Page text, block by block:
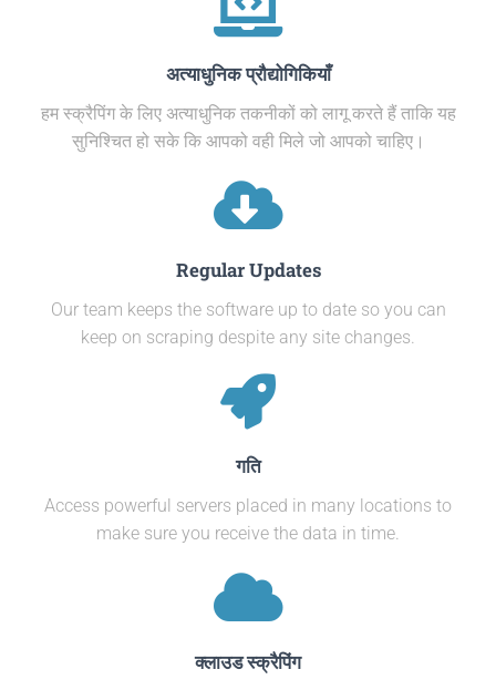
अत्याधुनिक प्रौद्योगिकियाँ
हम स्क्रैपिंग के लिए अत्याधुनिक तकनीकों को लागू करते हैं ताकि यह
सुनिश्चित हो सके कि आपको वही मिले जो आपको चाहिए।
Regular Updates
Our team keeps the software up to date so you can
keep on scraping despite any site changes.
गति
Access powerful servers placed in many locations to
make sure you receive the data in time.​
क्लाउड स्क्रैपिंग